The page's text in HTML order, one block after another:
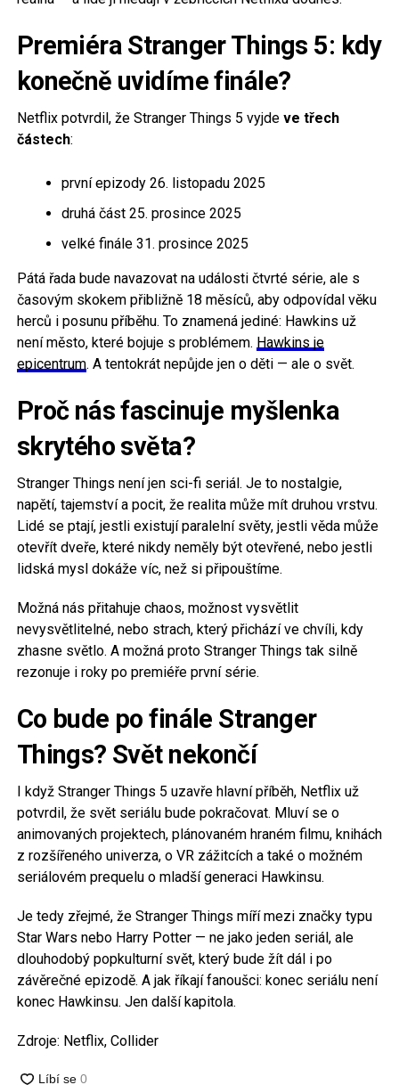
Premiéra Stranger Things 5: kdy
konečně uvidíme finále?
Netflix potvrdil, že Stranger Things 5 vyjde ve třech
částech:
první epizody 26. listopadu 2025
druhá část 25. prosince 2025
velké finále 31. prosince 2025
Pátá řada bude navazovat na události čtvrté série, ale s
časovým skokem přibližně 18 měsíců, aby odpovídal věku
herců i posunu příběhu. To znamená jediné: Hawkins už
není město, které bojuje s problémem. Hawkins je
epicentrum. A tentokrát nepůjde jen o děti — ale o svět.
Proč nás fascinuje myšlenka
skrytého světa?
Stranger Things není jen sci-fi seriál. Je to nostalgie,
napětí, tajemství a pocit, že realita může mít druhou vrstvu.
Lidé se ptají, jestli existují paralelní světy, jestli věda může
otevřít dveře, které nikdy neměly být otevřené, nebo jestli
lidská mysl dokáže víc, než si připouštíme.
Možná nás přitahuje chaos, možnost vysvětlit
nevysvětlitelné, nebo strach, který přichází ve chvíli, kdy
zhasne světlo. A možná proto Stranger Things tak silně
rezonuje i roky po premiéře první série.
Co bude po finále Stranger
Things? Svět nekončí
I když Stranger Things 5 uzavře hlavní příběh, Netflix už
potvrdil, že svět seriálu bude pokračovat. Mluví se o
animovaných projektech, plánovaném hraném filmu, knihách
z rozšířeného univerza, o VR zážitcích a také o možném
seriálovém prequelu o mladší generaci Hawkinsu.
Je tedy zřejmé, že Stranger Things míří mezi značky typu
Star Wars nebo Harry Potter — ne jako jeden seriál, ale
dlouhodobý popkulturní svět, který bude žít dál i po
závěrečné epizodě. A jak říkají fanoušci: konec seriálu není
konec Hawkinsu. Jen další kapitola.
Zdroje: Netflix, Collider